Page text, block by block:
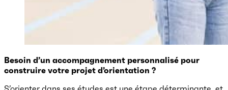
Besoin d’un accompagnement personnalisé pour
construire votre projet d’orientation ?